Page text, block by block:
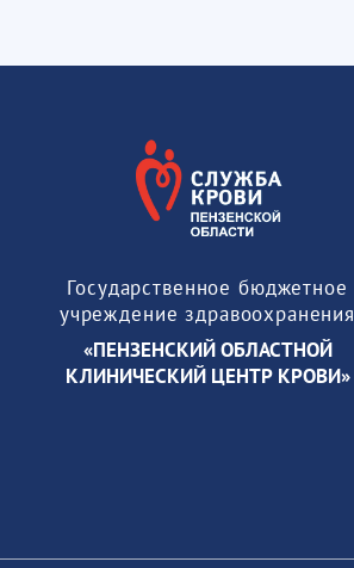
Государственное бюджетное
учреждение здравоохранения
«ПЕНЗЕНСКИЙ ОБЛАСТНОЙ
КЛИНИЧЕСКИЙ ЦЕНТР КРОВИ»